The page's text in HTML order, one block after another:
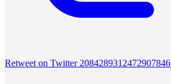
Retweet on Twitter 2084289312472907846